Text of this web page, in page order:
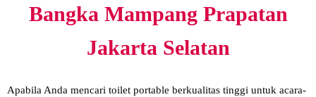
Bangka Mampang Prapatan
Jakarta Selatan
Apabila Anda mencari toilet portable berkualitas tinggi untuk acara-